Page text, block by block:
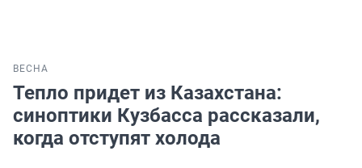
ВЕСНА
Тепло придет из Казахстана:
синоптики Кузбасса рассказали,
когда отступят холода